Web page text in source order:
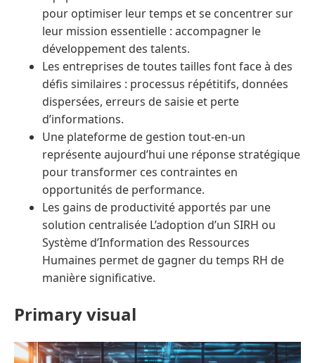
pour optimiser leur temps et se concentrer sur
leur mission essentielle : accompagner le
développement des talents.
Les entreprises de toutes tailles font face à des
défis similaires : processus répétitifs, données
dispersées, erreurs de saisie et perte
d’informations.
Une plateforme de gestion tout-en-un
représente aujourd’hui une réponse stratégique
pour transformer ces contraintes en
opportunités de performance.
Les gains de productivité apportés par une
solution centralisée L’adoption d’un SIRH ou
Système d’Information des Ressources
Humaines permet de gagner du temps RH de
manière significative.
Primary visual